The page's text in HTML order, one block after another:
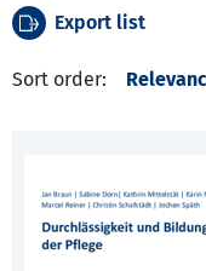
Export list
Sort order: